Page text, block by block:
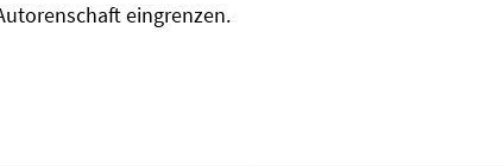
eingrenzen.